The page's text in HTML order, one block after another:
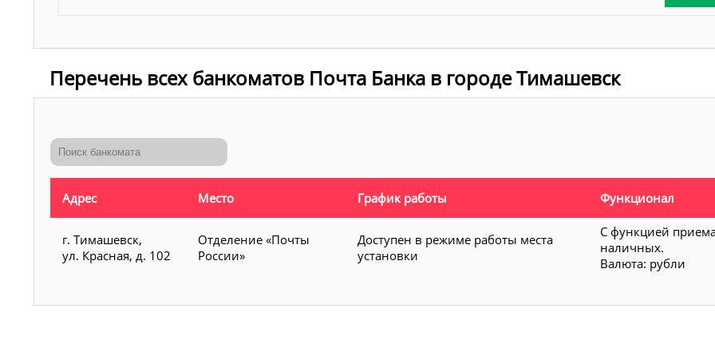
Перечень всех банкоматов Почта Банка в городе Тимашевск
Адрес Место График работы Функционал
г. Тимашевск,
ул. Красная, д. 102
Отделение «Почты
России»
Доступен в режиме работы места
установки
С функцией
наличных.
Валюта: рубли